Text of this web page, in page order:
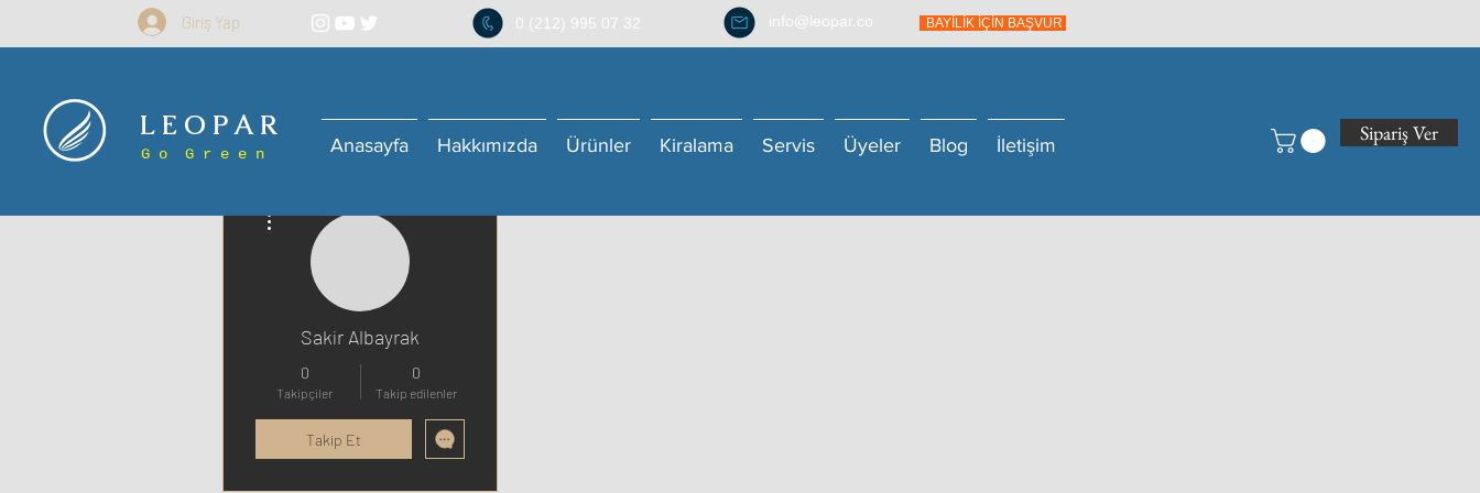
Giriş Yap 0 (212) 995 07 32 info@leopar.co BAYİLİK İÇİN BAŞVUR
L E O P A R
G o G r e e n Anasayfa Hakkımızda Ürünler Kiralama Servis Üyeler Blog İletişim Sipariş Ver
Sakir Albayrak
0
Takipçiler
0
Takip edilenler
Takip Et